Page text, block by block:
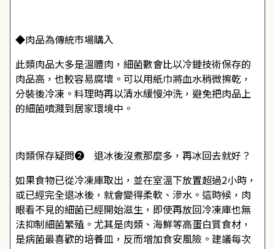
◆肉品為傳統市場購入
此類肉品大多是溫體肉，細菌數會比以冷鏈技術保存的
肉品高，也較容易腐壞。可以用紙巾將血水稍微擦乾，
分裝後冷凍。料理時再以清水緩慢沖洗，避免把肉品上
的細菌噴濺到居家環境中。
肉類保存疑問❷ 退冰後沒煮那麼多，再冰回去就好？
如果食物已從冷凍庫取出，並在室溫下放置超過2小時，
或已經完全退冰後，就會變得柔軟、滲水。這時候，肉
眼看不見的細菌已經開始滋生，即使再放回冷凍庫也無
法抑制細菌繁殖。尤其是肉類、海鮮等高蛋白質食材，
是病菌最喜歡的培養皿，反而增加食安風險。建議每次